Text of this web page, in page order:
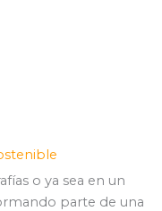
o ya sea en un
parte de una